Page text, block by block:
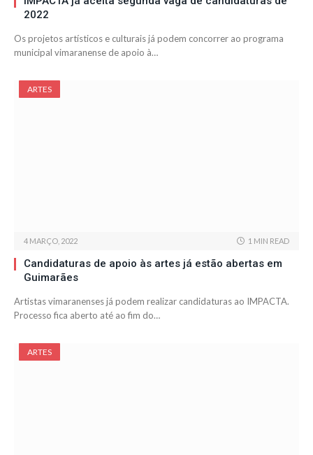
2022
Os projetos artísticos e culturais já podem concorrer ao programa
municipal vimaranense de apoio à…
ARTES
4 MARÇO, 2022 1 MIN READ
Candidaturas de apoio às artes já estão abertas em
Guimarães
Artistas vimaranenses já podem realizar candidaturas ao IMPACTA.
Processo fica aberto até ao fim do…
ARTES